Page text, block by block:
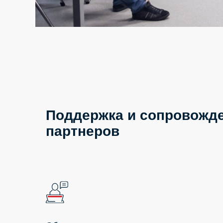
Поддержка и
партнеров